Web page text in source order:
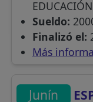
EDUCACIÓN
Sueldo:
Finalizó el:
Más
Junín